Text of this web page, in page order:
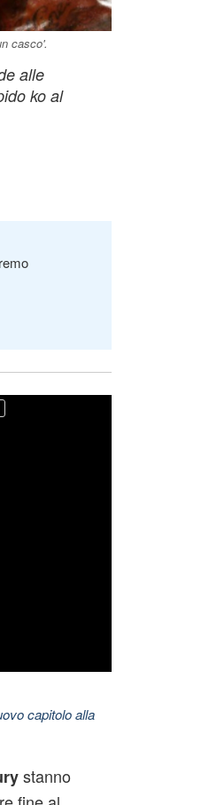
casco'.
alle
ko al
capitolo alla
stanno